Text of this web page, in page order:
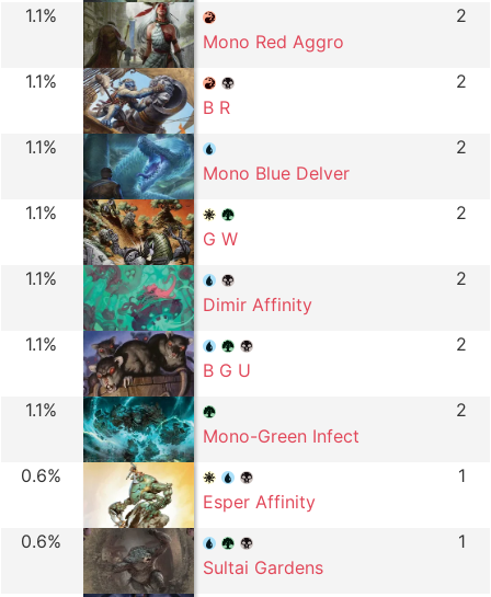
1.1%
Mono Red Aggro
2
1.1%
B R
2
1.1%
Mono Blue Delver
2
1.1%
G W
2
1.1%
Dimir Affinity
2
1.1%
B G U
2
1.1%
Mono-Green Infect
2
0.6%
Esper Affinity
1
0.6%
Sultai Gardens
1